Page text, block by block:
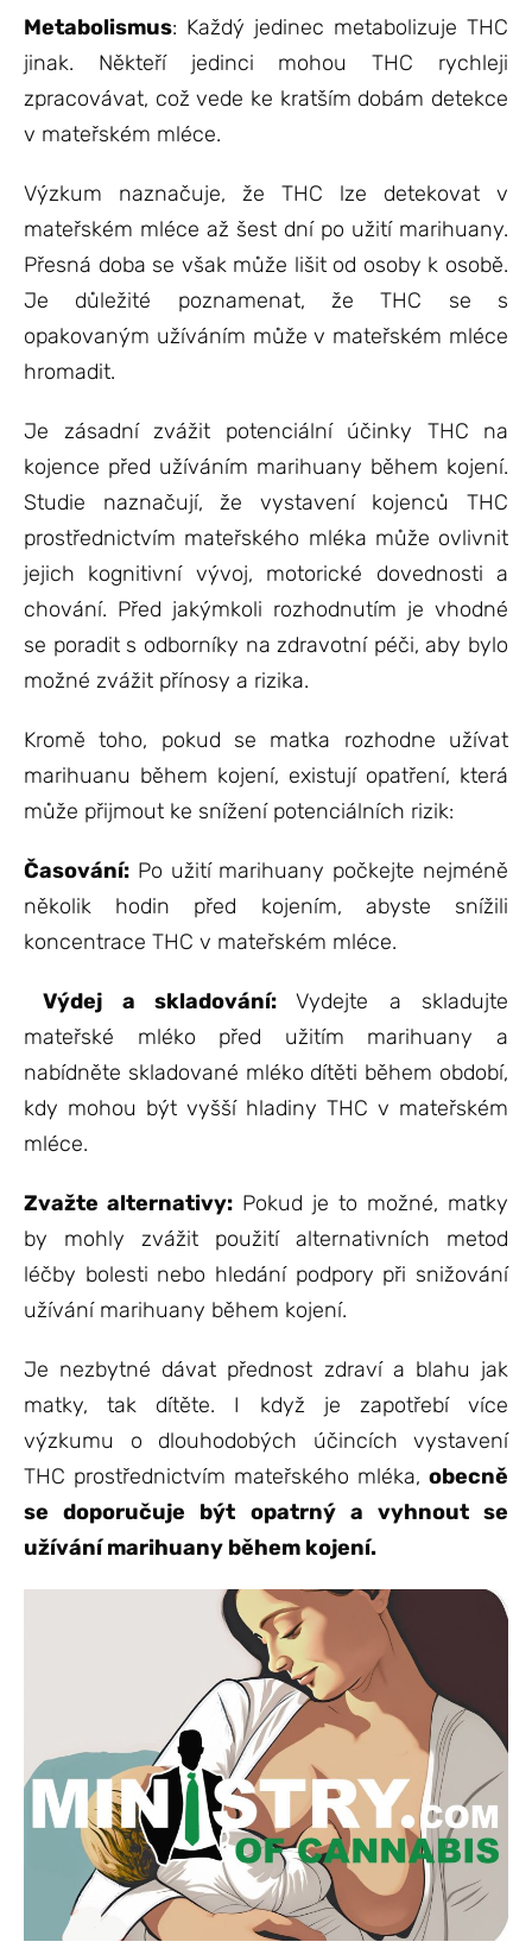
Metabolismus: Každý jedinec metabolizuje THC
jinak. Někteří jedinci mohou THC rychleji
zpracovávat, což vede ke kratším dobám detekce
v mateřském mléce.
Výzkum naznačuje, že THC lze detekovat v
mateřském mléce až šest dní po užití marihuany.
Přesná doba se však může lišit od osoby k osobě.
Je důležité poznamenat, že THC se s
opakovaným užíváním může v mateřském mléce
hromadit.
Je zásadní zvážit potenciální účinky THC na
kojence před užíváním marihuany během kojení.
Studie naznačují, že vystavení kojenců THC
prostřednictvím mateřského mléka může ovlivnit
jejich kognitivní vývoj, motorické dovednosti a
chování. Před jakýmkoli rozhodnutím je vhodné
se poradit s odborníky na zdravotní péči, aby bylo
možné zvážit přínosy a rizika.
Kromě toho, pokud se matka rozhodne užívat
marihuanu během kojení, existují opatření, která
může přijmout ke snížení potenciálních rizik:
Časování: Po užití marihuany počkejte nejméně
několik hodin před kojením, abyste snížili
koncentrace THC v mateřském mléce.
Výdej a skladování: Vydejte a skladujte
mateřské mléko před užitím marihuany a
nabídněte skladované mléko dítěti během období,
kdy mohou být vyšší hladiny THC v mateřském
mléce.
Zvažte alternativy: Pokud je to možné, matky
by mohly zvážit použití alternativních metod
léčby bolesti nebo hledání podpory při snižování
užívání marihuany během kojení.
Je nezbytné dávat přednost zdraví a blahu jak
matky, tak dítěte. I když je zapotřebí více
výzkumu o dlouhodobých účincích vystavení
THC prostřednictvím mateřského mléka, obecně
se doporučuje být opatrný a vyhnout se
užívání marihuany během kojení.